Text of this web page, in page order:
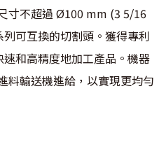
寸不超過 Ø100 mm (3 5/16
可互換的切割頭。獲得專利
和高精度地加工產品。機器
料輸送機進給，以實現更均勻